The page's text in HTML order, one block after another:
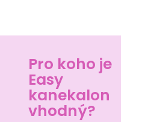
Pro koho je
Easy
kanekalon
vhodný?